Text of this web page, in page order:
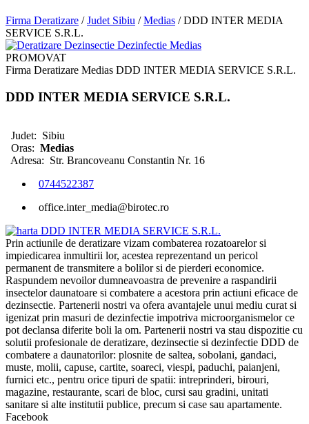
Firma Deratizare /Judet Sibiu /Medias /DDD INTER MEDIA
SERVICE S.R.L.
PROMOVAT
Firma Deratizare Medias DDD INTER MEDIA SERVICE S.R.L.
DDD INTER MEDIA SERVICE S.R.L.
Judet: Sibiu
Oras: Medias
Adresa: Str. Brancoveanu Constantin Nr. 16
0744522387
office.inter_media@birotec.ro
Prin actiunile de deratizare vizam combaterea rozatoarelor si
impiedicarea inmultirii lor, acestea reprezentand un pericol
permanent de transmitere a bolilor si de pierderi economice.
Raspundem nevoilor dumneavoastra de prevenire a raspandirii
insectelor daunatoare si combatere a acestora prin actiuni eficace de
dezinsectie. Partenerii nostri va ofera avantajele unui mediu curat si
igenizat prin masuri de dezinfectie impotriva microorganismelor ce
pot declansa diferite boli la om. Partenerii nostri va stau dispozitie cu
solutii profesionale de deratizare, dezinsectie si dezinfectie DDD de
combatere a daunatorilor: plosnite de saltea, sobolani, gandaci,
muste, molii, capuse, cartite, soareci, viespi, paduchi, paianjeni,
furnici etc., pentru orice tipuri de spatii: intreprinderi, birouri,
magazine, restaurante, scari de bloc, cursi sau gradini, unitati
sanitare si alte institutii publice, precum si case sau apartamente.
Facebook